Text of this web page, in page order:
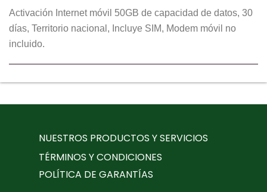
Activación Internet móvil 50GB de capacidad de datos, 30
días, Territorio nacional, Incluye SIM, Modem móvil no
incluido.
NUESTROS PRODUCTOS Y SERVICIOS
TÉRMINOS Y CONDICIONES
POLÍTICA DE GARANTÍAS